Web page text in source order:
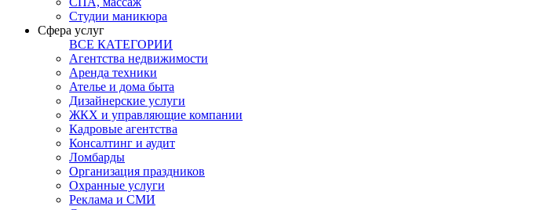
Студии маникюра
Сфера услуг
ВСЕ КАТЕГОРИИ
Агентства недвижимости
Аренда техники
Ателье и дома быта
Дизайнерские услуги
ЖКХ и управляющие компании
Кадровые агентства
Консалтинг и аудит
Ломбарды
Организация праздников
Охранные услуги
Реклама и СМИ